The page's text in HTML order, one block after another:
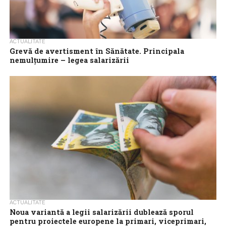
ACTUALITATE
Grevă de avertisment în Sănătate. Principala
nemulțumire – legea salarizării
sistemul public de sănătate, principala nemulțumire fiind legea
ACTUALITATE
Noua variantă a legii salarizării dublează sporul
pentru proiectele europene la primari, viceprimari,